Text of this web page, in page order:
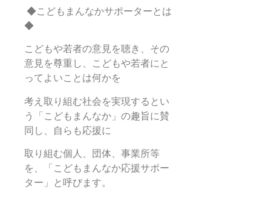
◆こどもまんなかサポーターとは
◆
こどもや若者の意見を聴き、その
意見を尊重し、こどもや若者にと
ってよいことは何かを
考え取り組む社会を実現するとい
う「こどもまんなか」の趣旨に賛
同し、自らも応援に
取り組む個人、団体、事業所等
を、「こどもまんなか応援サポー
ター」と呼びます。